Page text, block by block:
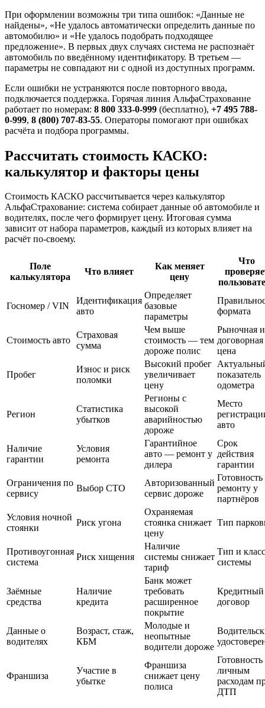
При оформлении возможны три типа ошибок: «Данные не
найдены», «Не удалось автоматически определить данные по
автомобилю» и «Не удалось подобрать подходящее
предложение». В первых двух случаях система не распознаёт
автомобиль по введённому идентификатору. В третьем —
параметры не совпадают ни с одной из доступных программ.
Если ошибки не устраняются после повторного ввода,
подключается поддержка. Горячая линия АльфаСтрахование
работает по номерам: 8 800 333-0-999 (бесплатно), +7 495 788-
0-999, 8 (800) 707-83-55. Операторы помогают при ошибках
расчёта и подбора программы.
Рассчитать стоимость КАСКО:
калькулятор и факторы цены
Стоимость КАСКО рассчитывается через калькулятор
АльфаСтрахование: система собирает данные об автомобиле и
водителях, после чего формирует цену. Итоговая сумма
зависит от набора параметров, каждый из которых влияет на
расчёт по-своему.
Поле
калькулятора
Что влияет
Как меняет
цену
Что
Госномер / VIN
Идентификация
авто
Определяет
базовые
параметры
формата
Стоимость авто
Страховая
сумма
Чем выше
стоимость — тем
дороже полис
Рыночная
договорная
цена
Пробег
Износ и риск
поломки
Высокий пробег
увеличивает
цену
показатель
одометра
Регион
Статистика
убытков
Регионы с
высокой
аварийностью
дороже
Место
авто
Наличие
гарантии
Условия
ремонта
Гарантийное
авто — ремонт у
дилера
Срок
действия
гарантии
Ограничения по
сервису
Выбор СТО
Авторизованный
сервис дороже
Готовность
ремонту у
партнёров
Условия ночной
стоянки
Риск угона
Охраняемая
стоянка снижает
цену
Тип
Противоугонная
система
Риск хищения
Наличие
системы снижает
тариф
Тип и класс
системы
Заёмные
средства
Наличие
кредита
Банк может
требовать
расширенное
покрытие
Кредитный
договор
Данные о
водителях
Возраст, стаж,
КБМ
Молодые и
неопытные
водители дороже
Франшиза
Участие в
убытке
Франшиза
снижает цену
полиса
Готовность
личным
расходам
ДТП